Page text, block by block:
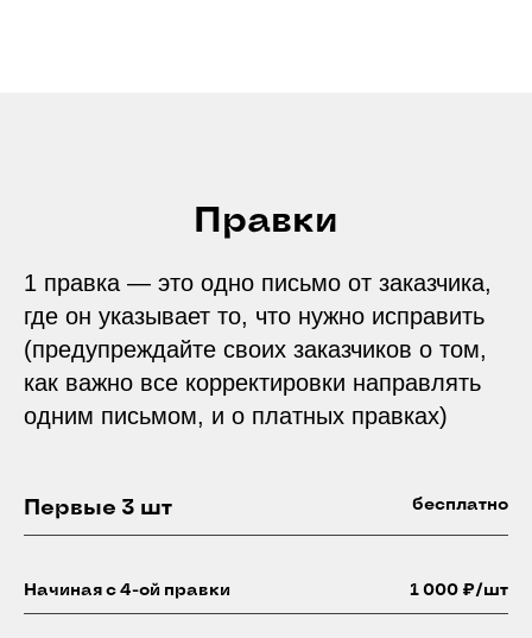
Правки
1 правка — это одно письмо от заказчика,
где он указывает то, что нужно исправить
(предупреждайте своих заказчиков о том,
как важно все корректировки направлять
одним письмом, и о платных правках)
Первые 3 шт бесплатно
Начиная с 4-ой правки 1 000 ₽/шт